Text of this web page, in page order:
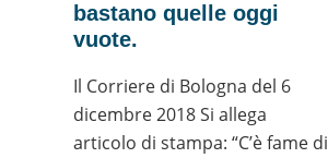
bastano quelle oggi
vuote.
Il Corriere di Bologna del 6
dicembre 2018 Si allega
articolo di stampa: “C’è fame di